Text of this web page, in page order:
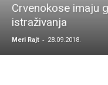
Crvenokose imaju
istraživanja
Meri Rajt - 28.09.2018.